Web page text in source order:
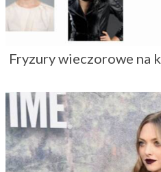
Fryzury wieczorowe na